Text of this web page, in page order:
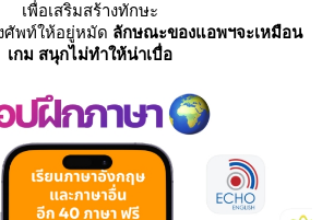
เพื่อเสริมสร้างทักษะ
ศัพท์ให้อยู่หมัด ลักษณะของแอพฯจะเหมือน
เกม สนุกไม่ทำให้น่าเบื่อ